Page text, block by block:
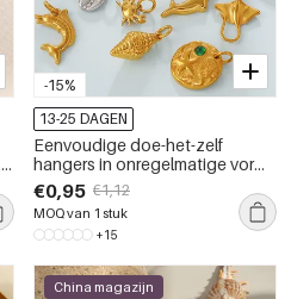
-15%
13-25 DAGEN
Eenvoudige doe-het-zelf
hangers in onregelmatige vorm,
oceaanstijl, gemaakt van
roestvrij staal, waterdicht en
goudkleurig met strass-
steentjes.
€0,95 €1,12
MOQ van 1 stuk
+15
China magazijn